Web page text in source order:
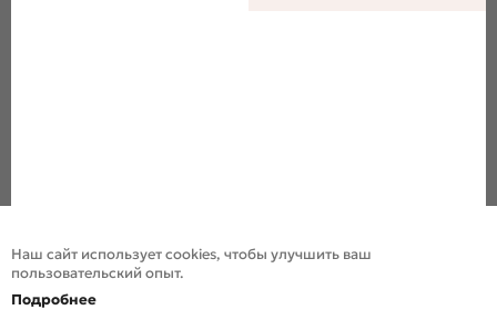
Наш сайт использует cookies, чтобы улучшить ваш
пользовательский опыт.
Подробнее